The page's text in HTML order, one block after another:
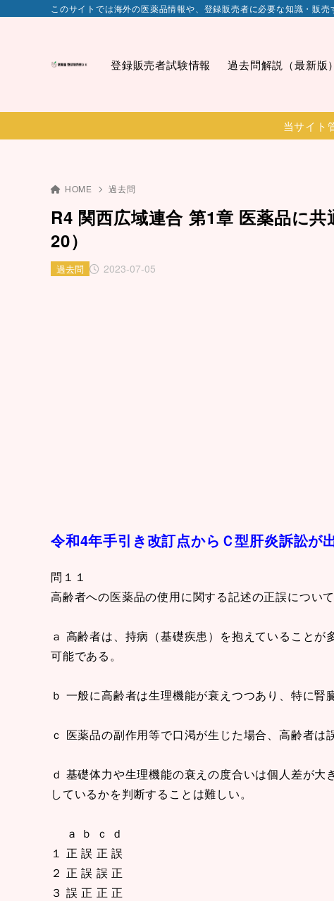
このサイトでは海外の医薬品情報や、登録販売者に必要な知識・販
登録販売者試験情報 過去問解説（最新版）
当サイト
HOME 過去問
R4 関西広域連合 第1章 医薬品に
20）
2023-07-05
過去問
令和4年手引き改訂点からＣ型肝炎訴訟が
問１１
高齢者への医薬品の使用に関する記述の正誤につい
ａ 高齢者は、持病（基礎疾患）を抱えていること
可能である。
ｂ 一般に高齢者は生理機能が衰えつつあり、特に腎
ｃ 医薬品の副作用等で口渇が生じた場合、高齢者は
ｄ 基礎体力や生理機能の衰えの度合いは個人差が
しているかを判断することは難しい。
ａ ｂ ｃ ｄ
１ 正 誤 正 誤
２ 正 誤 誤 正
３ 誤 正 正 正